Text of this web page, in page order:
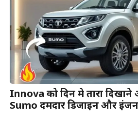
Innova को दिन मे तारा
Sumo दमदार डिजाइन और